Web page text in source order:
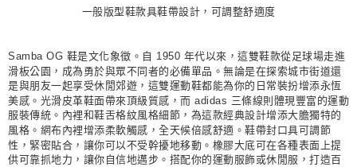
每筆NT$80，滿NT$1,500(含以上)免運費
一般版型鞋款具鞋帶設計，可調整舒適度
Samba OG 鞋是文化象徵。自 1950 年代以來，這雙鞋款從足球場走進
滑板公園，成為勇於與眾不同者的必備單品。無論是在探索城市街道還
是與朋友一起享受休閒郊遊，這雙運動鞋都能為你的日常裝扮增添永恆
美感。光滑皮革鞋面帶來頂級質感，而 adidas 三條線則體現豐富的運動
服裝傳統。內裡和鞋舌格紋風格細節，為這款經典設計增添大膽獨特的
風格。網布內裡增添柔軟觸感，全天候倍感舒適。鞋帶封口具可調節
性，緊密貼合，讓你可以不受幹擾地移動。橡膠大底可在各種表面上提
供可靠抓地力，讓你自信地邁步。搭配你的運動服飾或休閒服，打造百